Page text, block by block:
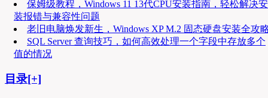
保姆级教程，Windows 11 13代CPU安装指南，轻松解决安
装报错与兼容性问题
老旧电脑焕发新生，Windows XP M.2 固态硬盘安装全攻
SQL Server 查询技巧，如何高效处理一个字段中存放多个
值的情况
目录[+]